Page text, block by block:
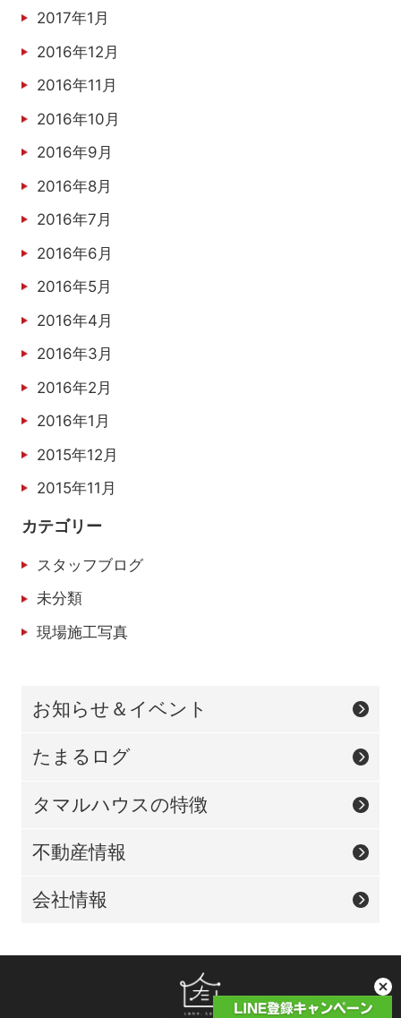
2017年1月
2016年12月
2016年11月
2016年10月
2016年9月
2016年8月
2016年7月
2016年6月
2016年5月
2016年4月
2016年3月
2016年2月
2016年1月
2015年12月
2015年11月
カテゴリー
スタッフブログ
未分類
現場施工写真
お知らせ＆イベント
たまるログ
タマルハウスの特徴
不動産情報
会社情報